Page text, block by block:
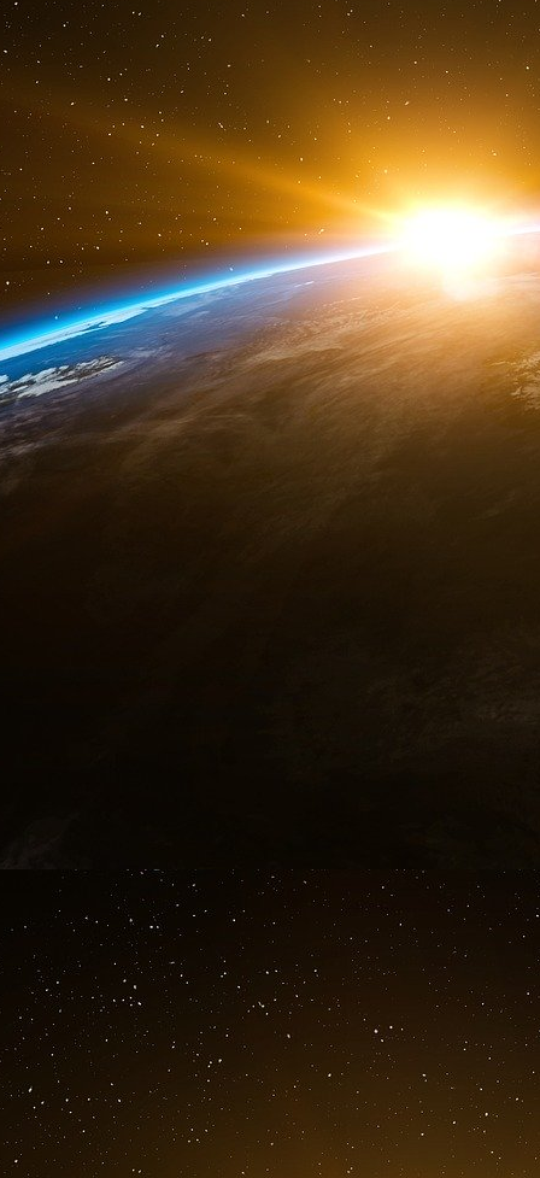
de la pétition, Michael Yeadon, n’était pas
un ancien vice-président de Pfizer, où il
domaine des allergies et des maladies
de biotechnologie que le fabricant suisse
moins 325 millions de dollars.
Lire la suite
Reuters